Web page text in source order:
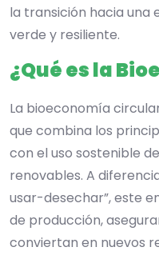
la transición hacia
verde y resiliente.
¿Qué es la
La bioeconomía
que combina los
con el uso sostenible
renovables. A
usar-desechar”, este
de producción,
conviertan en nuevos